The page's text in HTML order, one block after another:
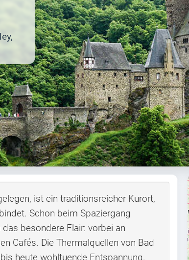
ist ein traditionsreicher Kurort,
Schon beim Spaziergang
besondere Flair: vorbei an
Cafés. Die Thermalquellen von Bad
heute wohltuende Entspannung.